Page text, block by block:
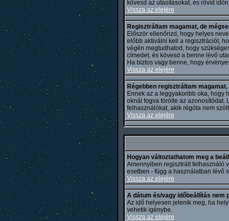
kövesd az utasításokat, és rövid
Vissza az elejére
Regisztráltam magamat, de
Először ellenőrizd, hogy helyes
előbb aktiválni kell a regisztrációt,
végén megtudhatod, hogy
címedet, és kövesd a benne lévő
Ha biztos vagy benne, hogy
Vissza az elejére
Régebben regisztráltam
Ennek az a leggyakoribb oka, hogy
oknál fogva törölte az azonosítódat.
felhasználókat, akik régóta nem
Vissza az elejére
Hogyan változtathatom meg a
Amennyiben regisztrált felhasználó
esetben - függ a használatban lévő
Vissza az elejére
A dátum és/vagy időbeállítás nem
Az idő helyesen jelenik meg, ha
vehetik igénybe.
Vissza az elejére